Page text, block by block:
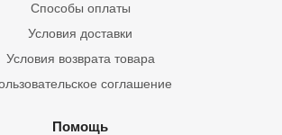
Способы оплаты
Условия доставки
Условия возврата товара
соглашение
Помощь